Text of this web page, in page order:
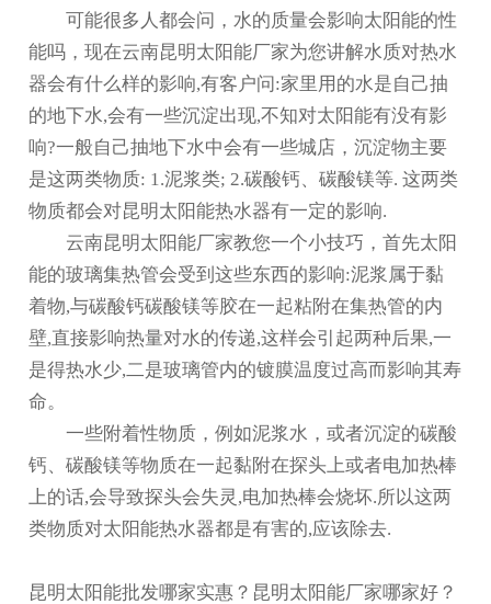
可能很多人都会问，水的质量会影响太阳能的性
能吗，现在云南昆明太阳能厂家为您讲解水质对热水
器会有什么样的影响,有客户问:家里用的水是自己抽
的地下水,会有一些沉淀出现,不知对太阳能有没有影
响?一般自己抽地下水中会有一些城店，沉淀物主要
是这两类物质: 1.泥浆类; 2.碳酸钙、碳酸镁等. 这两类
物质都会对昆明太阳能热水器有一定的影响.
云南昆明太阳能厂家教您一个小技巧，首先太阳
能的玻璃集热管会受到这些东西的影响:泥浆属于黏
着物,与碳酸钙碳酸镁等胶在一起粘附在集热管的内
壁,直接影响热量对水的传递,这样会引起两种后果,一
是得热水少,二是玻璃管内的镀膜温度过高而影响其寿
命。
一些附着性物质，例如泥浆水，或者沉淀的碳酸
钙、碳酸镁等物质在一起黏附在探头上或者电加热棒
上的话,会导致探头会失灵,电加热棒会烧坏.所以这两
类物质对太阳能热水器都是有害的,应该除去.
昆明太阳能批发哪家实惠？昆明太阳能厂家哪家好？